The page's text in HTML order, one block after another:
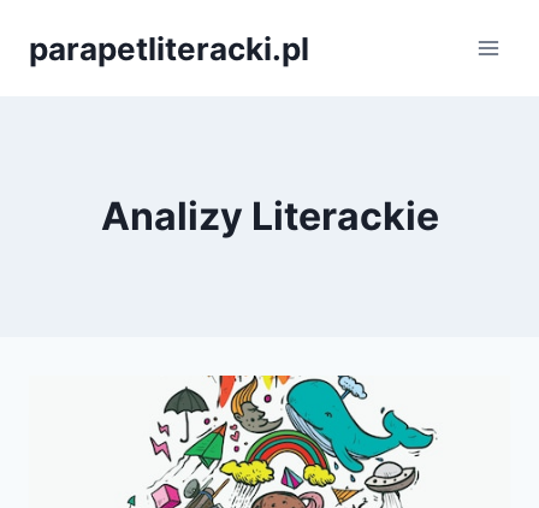
parapetliteracki.pl
Analizy Literackie